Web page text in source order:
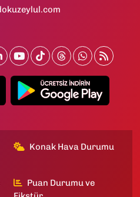
Konak Hava Durumu
Puan Durumu ve